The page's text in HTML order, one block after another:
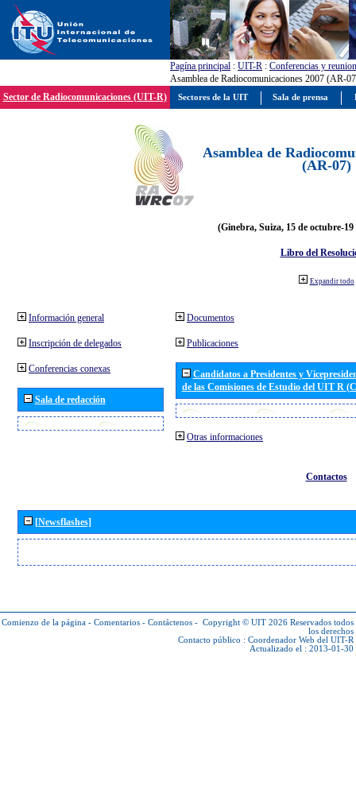
Pagína principal : UIT-R : Conferencias y
Asamblea de Radiocomunicaciones 2007 (AR-
Sector de Radiocomunicaciones (UIT-R)
Asamblea de
(AR-07)
(Ginebra, Suiza, 15 de octubre-19
Libro del
Expandir todo
Información general
Inscripción de delegados
Conferencias conexas
Sala de redacción
Documentos
Publicaciones
Candidatos a Presidentes y
de las Comisiones de Estudio del UIT R
Otras informaciones
Contactos
[Newsflashes]
Comienzo de la página - Comentarios - Contáctenos - Copyright © UIT 2026 Reservados todos
los derechos
Contacto público : Coordenador Web del UIT-R
Actualizado el : 2013-01-30
Sectores de la UIT Sala de prensa